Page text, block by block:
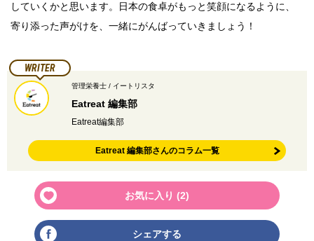
していくかと思います。日本の食卓がもっと笑顔になるように、
寄り添った声がけを、一緒にがんばっていきましょう！
WRITER
管理栄養士 / イートリスタ
Eatreat 編集部
Eatreat編集部
Eatreat 編集部さんのコラム一覧
お気に入り (2)
シェアする